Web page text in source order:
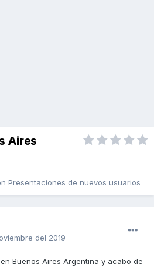
Aires
Presentaciones de nuevos usuarios
del 2019
Buenos Aires Argentina y acabo de